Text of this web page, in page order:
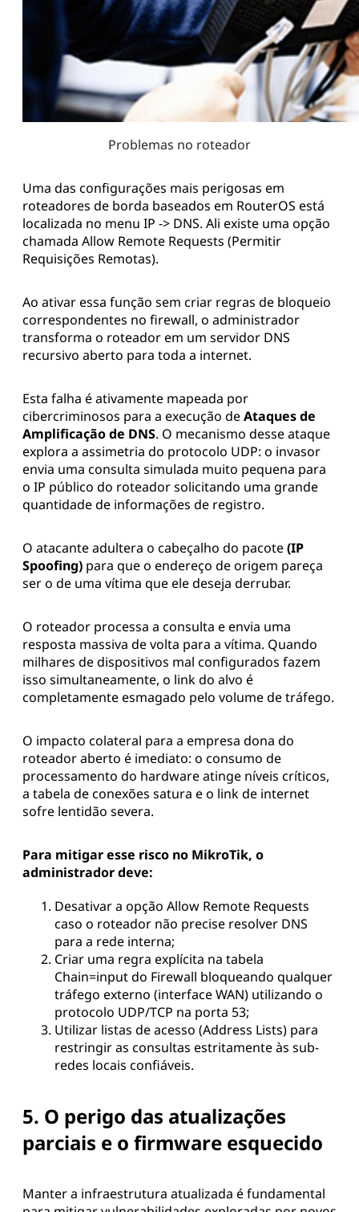
Problemas no roteador
Uma das configurações mais perigosas em
roteadores de borda baseados em RouterOS está
localizada no menu IP -> DNS. Ali existe uma opção
chamada Allow Remote Requests (Permitir
Requisições Remotas).
Ao ativar essa função sem criar regras de bloqueio
correspondentes no firewall, o administrador
transforma o roteador em um servidor DNS
recursivo aberto para toda a internet.
Esta falha é ativamente mapeada por
cibercriminosos para a execução deAtaques de
Amplificação de DNS. O mecanismo desse ataque
explora a assimetria do protocolo UDP: o invasor
envia uma consulta simulada muito pequena para
o IP público do roteador solicitando uma grande
quantidade de informações de registro.
O atacante adultera o cabeçalho do pacote(IP
Spoofing) para que o endereço de origem pareça
ser o de uma vítima que ele deseja derrubar.
O roteador processa a consulta e envia uma
resposta massiva de volta para a vítima. Quando
milhares de dispositivos mal configurados fazem
isso simultaneamente, o link do alvo é
completamente esmagado pelo volume de tráfego.
O impacto colateral para a empresa dona do
roteador aberto é imediato: o consumo de
processamento do hardware atinge níveis críticos,
a tabela de conexões satura e o link de internet
sofre lentidão severa.
Para mitigar esse risco no MikroTik, o
administrador deve:
Desativar a opção Allow Remote Requests
caso o roteador não precise resolver DNS
para a rede interna;
Criar uma regra explícita na tabela
Chain=input do Firewall bloqueando qualquer
tráfego externo (interface WAN) utilizando o
protocolo UDP/TCP na porta 53;
Utilizar listas de acesso (Address Lists) para
restringir as consultas estritamente às sub-
redes locais confiáveis.
5. O perigo das atualizações
parciais e o firmware esquecido
Manter a infraestrutura atualizada é fundamental